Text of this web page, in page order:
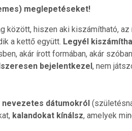
meglepetéseket!
között, hiszen aki kiszámítható, az
a kettő együtt. Legyél
akár írott formában, akár
bejelentkezel, nem
dátumokról
kalandokat kínálsz, amelyek